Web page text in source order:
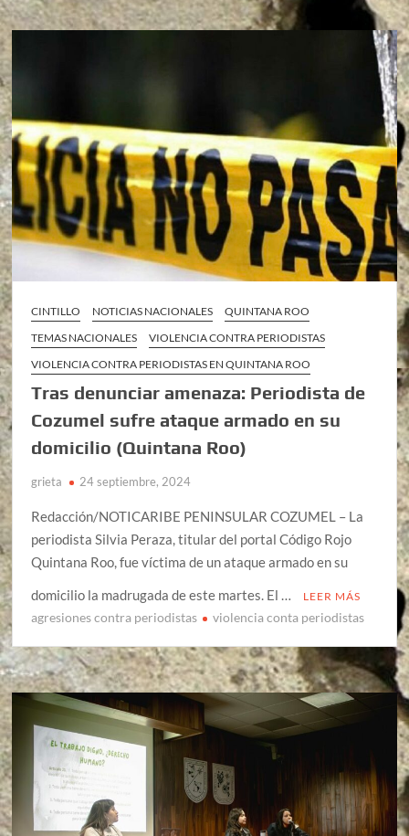
CINTILLO NOTICIAS NACIONALES
QUINTANA ROO
TEMAS NACIONALES
VIOLENCIA CONTRA PERIODISTAS
VIOLENCIA CONTRA PERIODISTAS EN QUINTANA ROO
Tras denunciar amenaza: Periodista de
Cozumel sufre ataque armado en su
domicilio (Quintana Roo)
grieta 24 septiembre, 2024
Redacción/NOTICARIBE PENINSULAR COZUMEL – La
periodista Silvia Peraza, titular del portal Código Rojo
Quintana Roo, fue víctima de un ataque armado en su
domicilio la madrugada de este martes. El …
LEER MÁS
agresiones contra periodistas violencia conta periodistas